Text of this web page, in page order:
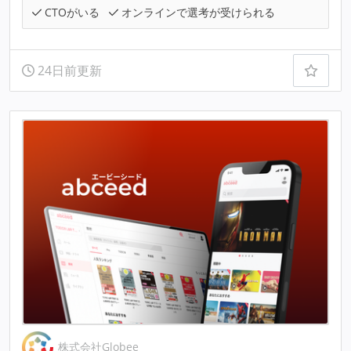
CTOがいる オンラインで選考が受けられる
24日前更新
株式会社Globee